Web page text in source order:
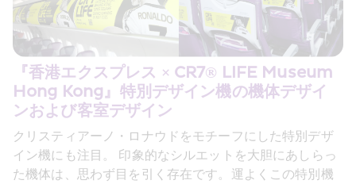
『香港エクスプレス × CR7® LIFE Museum
Hong Kong』特別デザイン機の機体デザイ
ンおよび客室デザイン
クリスティアーノ・ロナウドをモチーフにした特別デザ
イン機にも注目。 印象的なシルエットを大胆にあしらっ
た機体は、思わず目を引く存在です。運よくこの特別機